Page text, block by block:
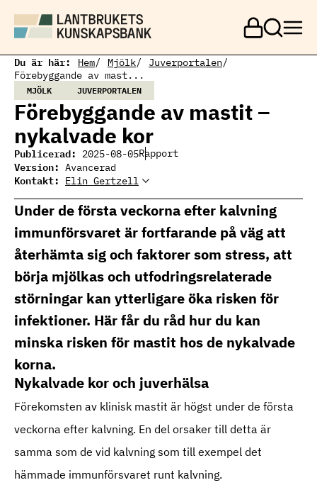
a
Du är här: Hem Mjölk
Juverportalen
Förebyggande av mast...
MJÖLK JUVERPORTALEN
Förebyggande av mastit –
nykalvade kor
Publicerad: 2025-08-05Rapport
Version: Avancerad
Kontakt: Elin Gertzell
Elin Gertzell
mjölkproduktion
elin.gertzell@ri.se
mjölkproduktion
Under de första veckorna efter kalvning
immunförsvaret är fortfarande på väg att
återhämta sig och faktorer som stress, att
börja mjölkas och utfodringsrelaterade
störningar kan ytterligare öka risken för
infektioner. Här får du råd hur du kan
minska risken för mastit hos de nykalvade
korna.
Nykalvade kor och juverhälsa
Förekomsten av klinisk mastit är högst under de första
veckorna efter kalvning. En del orsaker till detta är
samma som de vid kalvning som till exempel det
hämmade immunförsvaret runt kalvning.